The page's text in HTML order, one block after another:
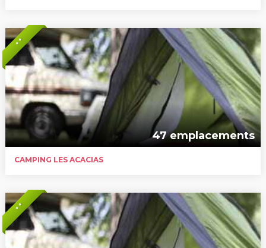
* *
47 emplacements
CAMPING LES ACACIAS
* *